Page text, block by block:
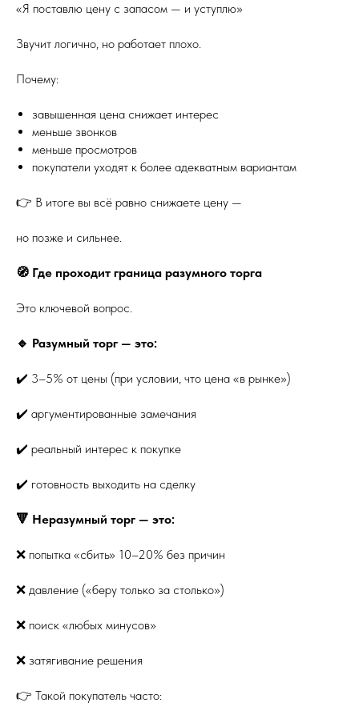
«Я поставлю цену с запасом — и уступлю»
Звучит логично, но работает плохо.
Почему:
завышенная цена снижает интерес
меньше звонков
меньше просмотров
покупатели уходят к более адекватным вариантам
👉 В итоге вы всё равно снижаете цену —
но позже и сильнее.
🧭 Где проходит граница разумного торга
Это ключевой вопрос.
🔹 Разумный торг — это:
✔️ 3–5% от цены (при условии, что цена «в рынке»)
✔️ аргументированные замечания
✔️ реальный интерес к покупке
✔️ готовность выходить на сделку
🔻 Неразумный торг — это:
❌ попытка «сбить» 10–20% без причин
❌ давление («беру только за столько»)
❌ поиск «любых минусов»
❌ затягивание решения
👉 Такой покупатель часто: